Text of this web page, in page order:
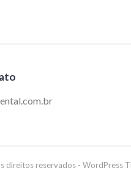
direitos reservados - WordPress